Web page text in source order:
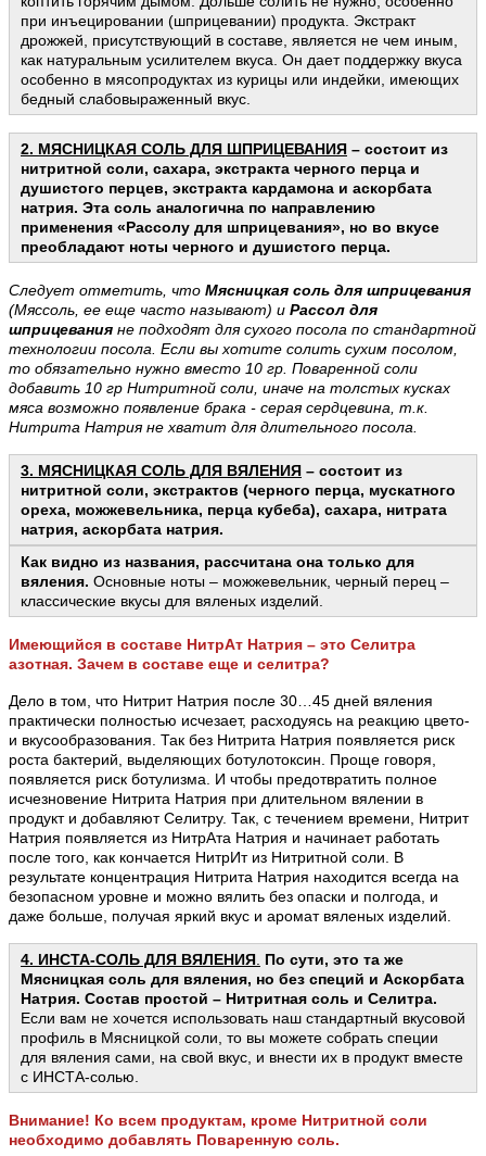
при инъецировании (шприцевании) продукта. Экстракт
дрожжей, присутствующий в составе, является не чем иным,
как натуральным усилителем вкуса. Он дает поддержку вкуса
особенно в мясопродуктах из курицы или индейки, имеющих
бедный слабовыраженный вкус.
2. МЯСНИЦКАЯ СОЛЬ ДЛЯ ШПРИЦЕВАНИЯ – состоит из
нитритной соли, сахара, экстракта черного перца и
душистого перцев, экстракта кардамона и аскорбата
натрия. Эта соль аналогична по направлению
применения «Рассолу для шприцевания», но во вкусе
преобладают ноты черного и душистого перца.
Следует отметить, что Мясницкая соль для шприцевания
(Мяссоль, ее еще часто называют) и Рассол для
шприцевания не подходят для сухого посола по стандартной
технологии посола. Если вы хотите солить сухим посолом,
то обязательно нужно вместо 10 гр. Поваренной соли
добавить 10 гр Нитритной соли, иначе на толстых кусках
мяса возможно появление брака - серая сердцевина, т.к.
Нитрита Натрия не хватит для длительного посола.
3. МЯСНИЦКАЯ СОЛЬ ДЛЯ ВЯЛЕНИЯ – состоит из
нитритной соли, экстрактов (черного перца, мускатного
ореха, можжевельника, перца кубеба), сахара, нитрата
натрия, аскорбата натрия.
Как видно из названия, рассчитана она только для
вяления. Основные ноты – можжевельник, черный перец –
классические вкусы для вяленых изделий.
Имеющийся в составе НитрАт Натрия – это Селитра
азотная. Зачем в составе еще и селитра?
Дело в том, что Нитрит Натрия после 30…45 дней вяления
практически полностью исчезает, расходуясь на реакцию цвето-
и вкусообразования. Так без Нитрита Натрия появляется риск
роста бактерий, выделяющих ботулотоксин. Проще говоря,
появляется риск ботулизма. И чтобы предотвратить полное
исчезновение Нитрита Натрия при длительном вялении в
продукт и добавляют Селитру. Так, с течением времени, Нитрит
Натрия появляется из НитрАта Натрия и начинает работать
после того, как кончается НитрИт из Нитритной соли. В
результате концентрация Нитрита Натрия находится всегда на
безопасном уровне и можно вялить без опаски и полгода, и
даже больше, получая яркий вкус и аромат вяленых изделий.
4. ИНСТА-СОЛЬ ДЛЯ ВЯЛЕНИЯ По сути, это та же
Мясницкая соль для вяления, но без специй и Аскорбата
Натрия. Состав простой – Нитритная соль и Селитра.
Если вам не хочется использовать наш стандартный вкусовой
профиль в Мясницкой соли, то вы можете собрать специи
для вяления сами, на свой вкус, и внести их в продукт вместе
с ИНСТА-солью.
Внимание! Ко всем продуктам, кроме Нитритной соли
необходимо добавлять Поваренную соль.